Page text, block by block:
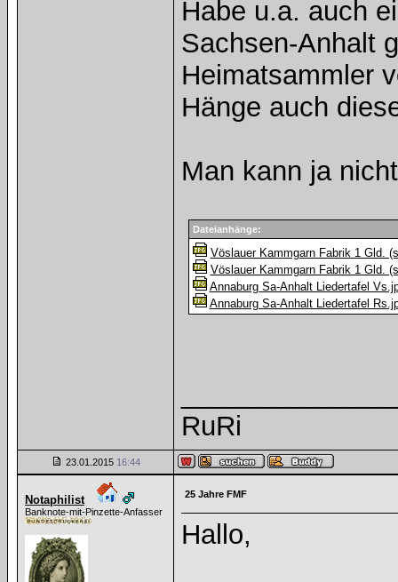
Habe u.a. auch
Sachsen-Anhalt
Heimatsammler
Hänge auch
Man kann ja
Dateianhänge:
Vöslauer Kammgarn Fabrik 1 Gld.
Vöslauer Kammgarn Fabrik 1 Gld.
Annaburg Sa-Anhalt Liedertafel
Annaburg Sa-Anhalt Liedertafel
RuRi
23.01.2015 16:44
Notaphilist
Banknote-mit-Pinzette-Anfasser
25 Jahre FMF
Hallo,